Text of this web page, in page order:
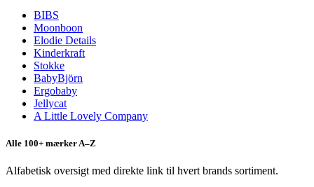
BIBS
Moonboon
Elodie Details
Kinderkraft
Stokke
BabyBjörn
Ergobaby
Jellycat
A Little Lovely Company
Alle 100+ mærker A–Z
Alfabetisk oversigt med direkte link til hvert brands sortiment.